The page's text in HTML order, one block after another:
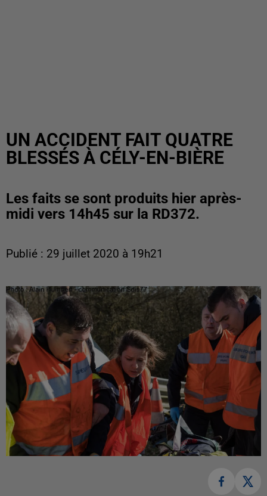
UN ACCIDENT FAIT QUATRE
BLESSÉS À CÉLY-EN-BIÈRE
Les faits se sont produits hier après-
midi vers 14h45 sur la RD372.
Publié : 29 juillet 2020 à 19h21